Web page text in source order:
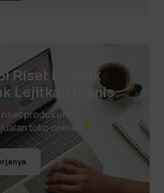
Riset Produk
Lejitkan Bisnis
produk untuk
toko online.